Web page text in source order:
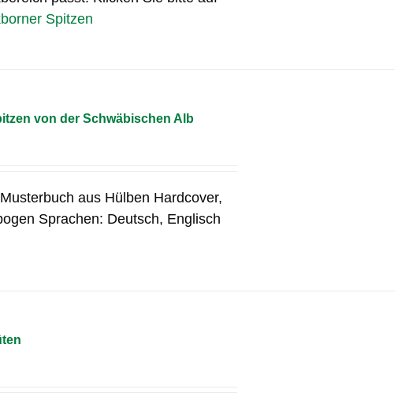
Spitzen
von der Schwäbischen Alb
aus Hülben Hardcover,
Sprachen: Deutsch, Englisch